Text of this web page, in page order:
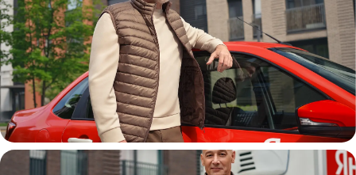
Автокурьер